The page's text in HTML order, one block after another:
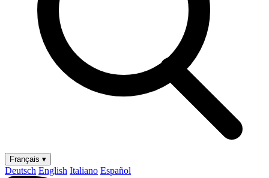
Français ▾
Deutsch English Italiano Español